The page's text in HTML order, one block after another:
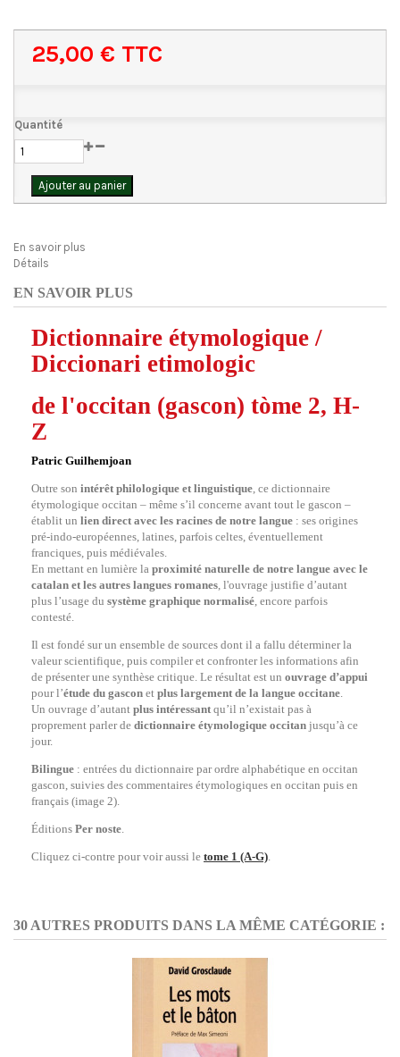
25,00 € TTC
Quantité
Ajouter au panier
En savoir plus
Détails
EN SAVOIR PLUS
Dictionnaire étymologique /
Diccionari etimologic
de l'occitan (gascon) tòme 2, H-
Z
Patric Guilhemjoan
Outre son intérêt philologique et linguistique, ce dictionnaire
étymologique occitan – même s’il concerne avant tout le gascon –
établit un lien direct avec les racines de notre langue : ses origines
pré-indo-européennes, latines, parfois celtes, éventuellement
franciques, puis médiévales.
En mettant en lumière la proximité naturelle de notre langue avec le
catalan et les autres langues romanes, l'ouvrage justifie d’autant
plus l’usage du système graphique normalisé, encore parfois
contesté.
Il est fondé sur un ensemble de sources dont il a fallu déterminer la
valeur scientifique, puis compiler et confronter les informations afin
de présenter une synthèse critique. Le résultat est un ouvrage d’appui
pour l’étude du gascon et plus largement de la langue occitane.
Un ouvrage d’autant plus intéressant qu’il n’existait pas à
proprement parler de dictionnaire étymologique occitan jusqu’à ce
jour.
Bilingue : entrées du dictionnaire par ordre alphabétique en occitan
gascon, suivies des commentaires étymologiques en occitan puis en
français (image 2).
Éditions Per noste.
Cliquez ci-contre pour voir aussi le tome 1 (A-G).
30 AUTRES PRODUITS DANS LA MÊME CATÉGORIE :